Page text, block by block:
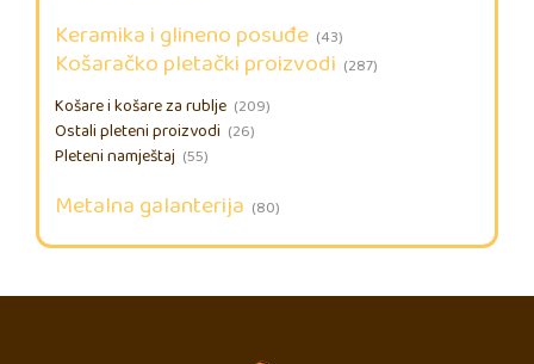
Keramika i glineno posuđe (43)
Košaračko pletački proizvodi (287)
Košare i košare za rublje (209)
Ostali pleteni proizvodi (26)
Pleteni namještaj (55)
Metalna galanterija (80)